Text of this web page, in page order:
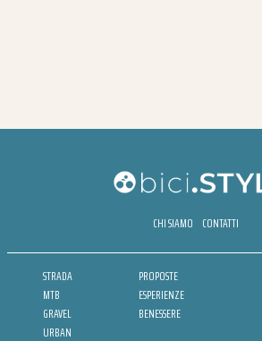
CHI SIAMO CONTATTI
STRADA
MTB
GRAVEL
URBAN
PROPOSTE
ESPERIENZE
BENESSERE